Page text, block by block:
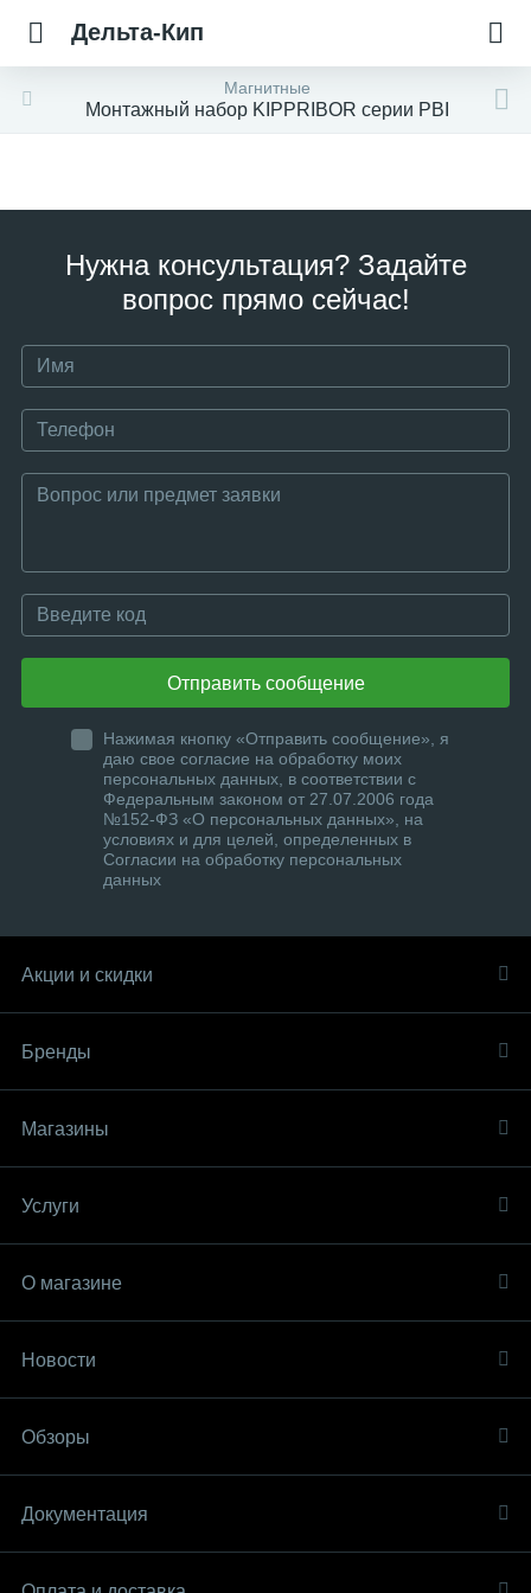
Дельта-Кип
Магнитные
Монтажный набор KIPPRIBOR серии PBI
Нужна консультация? Задайте
вопрос прямо сейчас!
Отправить сообщение
Нажимая кнопку «Отправить сообщение», я
даю свое согласие на обработку моих
персональных данных, в соответствии с
Федеральным законом от 27.07.2006 года
№152-ФЗ «О персональных данных», на
условиях и для целей, определенных в
Согласии на обработку персональных
данных
Акции и скидки
Бренды
Магазины
Услуги
О магазине
Новости
Обзоры
Документация